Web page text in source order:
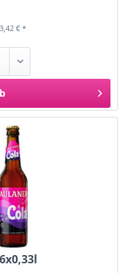
€ *